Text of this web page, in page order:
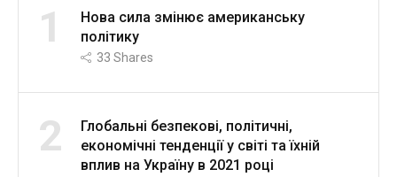
1
Нова сила змінює американську
політику
33 Shares
2
Глобальні безпекові, політичні,
економічні тенденції у світі та їхній
вплив на Україну в 2021 році